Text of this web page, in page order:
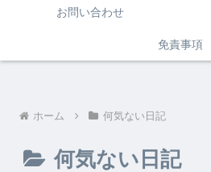
お問い合わせ
免責事項
ホーム 何気ない日記
何気ない日記